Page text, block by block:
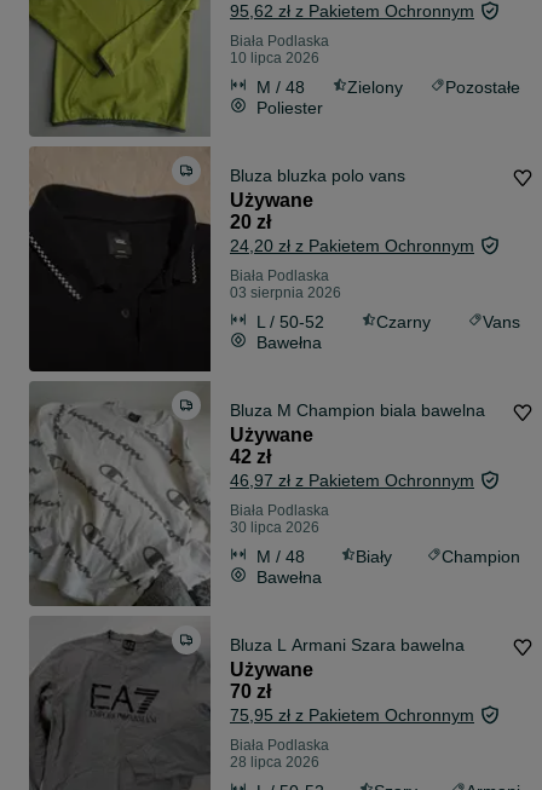
95,62 zł z Pakietem Ochronnym
Biała Podlaska
10 lipca 2026
M / 48 Zielony
Pozostałe
Poliester
Bluza bluzka polo vans
Używane
20 zł
24,20 zł z Pakietem Ochronnym
Biała Podlaska
03 sierpnia 2026
L / 50-52 Czarny
Vans
Bawełna
Bluza M Champion biala bawelna
Używane
42 zł
46,97 zł z Pakietem Ochronnym
Biała Podlaska
30 lipca 2026
M / 48 Biały
Champion
Bawełna
Bluza L Armani Szara bawelna
Używane
70 zł
75,95 zł z Pakietem Ochronnym
Biała Podlaska
28 lipca 2026